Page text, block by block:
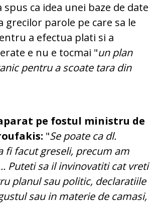
spus ca idea unei baze de date
grecilor parole pe care sa le
a efectua plati si a
e nu e tocmai "un plan
pentru a scoate tara din
pe fostul ministru de
"Se poate ca dl.
fi facut greseli, precum am
Puteti sa il invinovatiti cat vreti
planul sau politic, declaratiile
sau in materie de camasi,